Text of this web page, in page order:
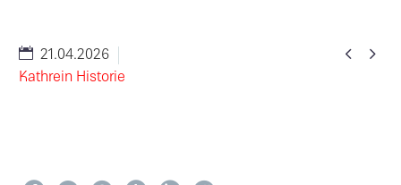
 
21.04.2026
Kathrein Historie